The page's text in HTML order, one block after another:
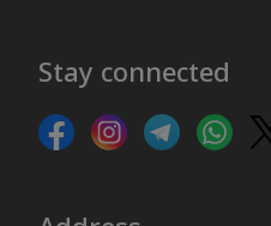
Stay connected